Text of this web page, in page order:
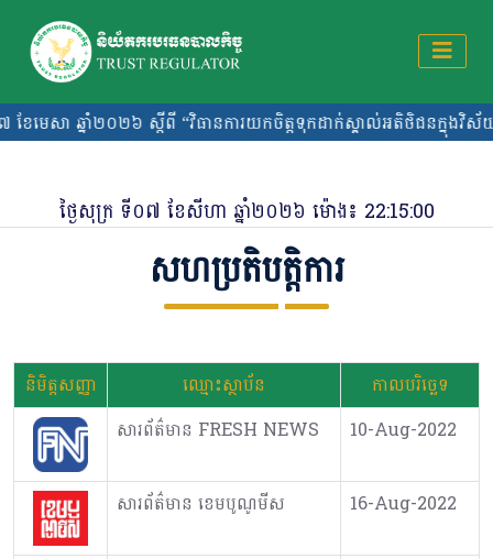
នាំ២០២៦ ស្តីពី “វិធានការយកចិត្តទុកដាក់ស្គាល់អតិថិជនក្នុងវិស័យបរ
ថ្ងៃ​សុក្រ ​ទី​០៧ ​ខែសីហា ឆ្នាំ២០២៦ ម៉ោង៖ 22:15:00
សហប្រតិបត្តិការ
និមិត្តសញ្ញា ឈ្មោះស្ថាប័ន
កាលបរិច្ឆេទ
សារព័ត៌មាន FRESH NEWS
10-Aug-2022
សារព័ត៌មាន ខេមបូណូមីស 16-Aug-2022